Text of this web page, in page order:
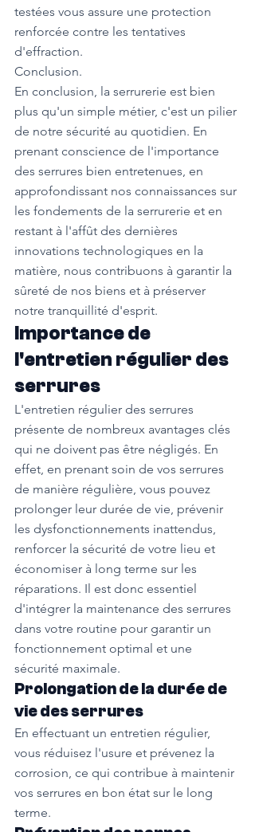
testées vous assure une protection
renforcée contre les tentatives
d'effraction.
Conclusion.
En conclusion, la serrurerie est bien
plus qu'un simple métier, c'est un pilier
de notre sécurité au quotidien. En
prenant conscience de l'importance
des serrures bien entretenues, en
approfondissant nos connaissances sur
les fondements de la serrurerie et en
restant à l'affût des dernières
innovations technologiques en la
matière, nous contribuons à garantir la
sûreté de nos biens et à préserver
notre tranquillité d'esprit.
Importance de
l'entretien régulier des
serrures
L'entretien régulier des serrures
présente de nombreux avantages clés
qui ne doivent pas être négligés. En
effet, en prenant soin de vos serrures
de manière régulière, vous pouvez
prolonger leur durée de vie, prévenir
les dysfonctionnements inattendus,
renforcer la sécurité de votre lieu et
économiser à long terme sur les
réparations. Il est donc essentiel
d'intégrer la maintenance des serrures
dans votre routine pour garantir un
fonctionnement optimal et une
sécurité maximale.
Prolongation de la durée de
vie des serrures
En effectuant un entretien régulier,
vous réduisez l'usure et prévenez la
corrosion, ce qui contribue à maintenir
vos serrures en bon état sur le long
terme.